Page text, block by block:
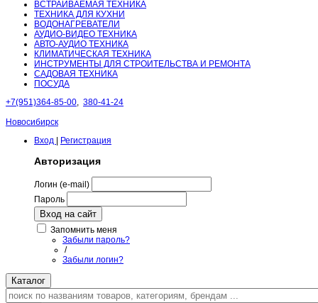
ВСТРАИВАЕМАЯ ТЕХНИКА
ТЕХНИКА ДЛЯ КУХНИ
ВОДОНАГРЕВАТЕЛИ
АУДИО-ВИДЕО ТЕХНИКА
АВТО-АУДИО ТЕХНИКА
КЛИМАТИЧЕСКАЯ ТЕХНИКА
ИНСТРУМЕНТЫ ДЛЯ СТРОИТЕЛЬСТВА И РЕМОНТА
САДОВАЯ ТЕХНИКА
ПОСУДА
+7(951)364-85-00, 380-41-24
Новосибирск
Вход | Регистрация
Авторизация
Логин (e-mail)
Пароль
Вход на сайт
Запомнить меня
Забыли пароль?
/
Забыли логин?
Каталог